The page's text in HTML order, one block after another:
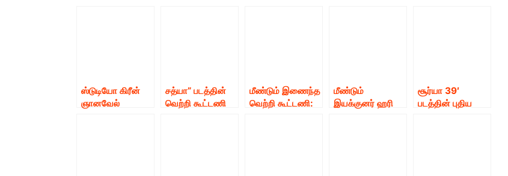
ஸ்டுடியோ கிரீன்
ஞானவேல்
சத்யா” படத்தின்
வெற்றி கூட்டணி
மீண்டும் இணைந்த
வெற்றி கூட்டணி:
மீண்டும்
இயக்குனர் ஹரி
சூர்யா 39′
படத்தின் புதிய